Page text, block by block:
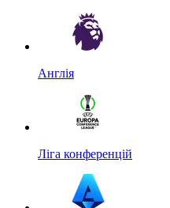
Англія
Ліга конференцій